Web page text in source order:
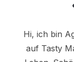
Hi, ich bin
auf Tasty